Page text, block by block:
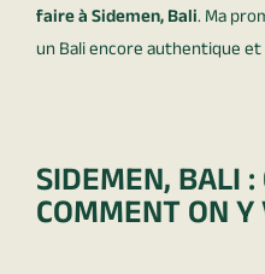
faire à Sidemen, Bali. Ma
un Bali encore authentique et
SIDEMEN, BALI :
COMMENT ON Y